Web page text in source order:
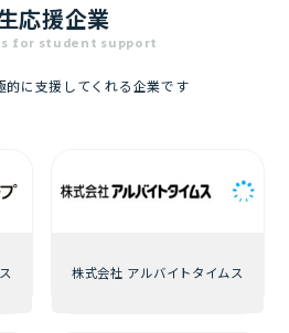
応援企業
for student support
的に支援してくれる企業です
株式会社 アルバイトタイムス